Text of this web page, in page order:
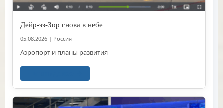
Дейр-эз-Зор снова в небе
05.08.2026 | Россия
Аэропорт и планы развития